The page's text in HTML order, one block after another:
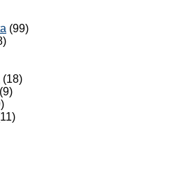
(99)
(18)
(9)